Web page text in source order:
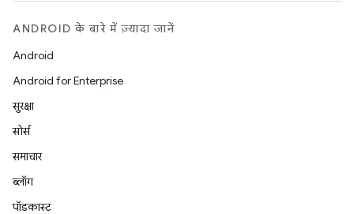
ANDROID के बारे में ज़्यादा जानें
Android
Android for Enterprise
सुरक्षा
सोर्स
समाचार
ब्लॉग
पॉडकास्ट